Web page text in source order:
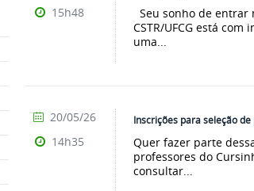
Seu sonho de entrar
CSTR/UFCG está
uma...
15h48
Inscrições para seleção
Quer fazer parte
professores do
consultar...
20/05/26
14h35